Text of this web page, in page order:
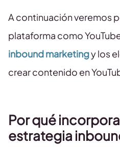
A continuación veremos
plataforma como
inbound marketingy los
crear contenido en
Por qué
estrategia